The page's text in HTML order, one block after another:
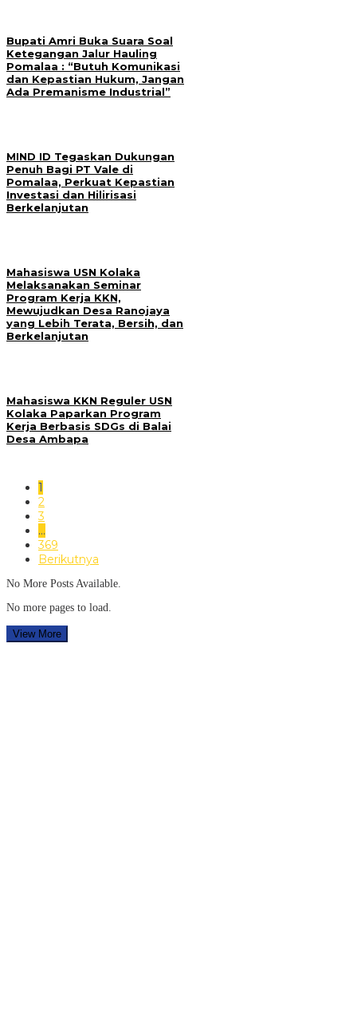
Bupati Amri Buka Suara Soal
Ketegangan Jalur Hauling
Pomalaa : “Butuh Komunikasi
dan Kepastian Hukum, Jangan
Ada Premanisme Industrial”
MIND ID Tegaskan Dukungan
Penuh Bagi PT Vale di
Pomalaa, Perkuat Kepastian
Investasi dan Hilirisasi
Berkelanjutan
Mahasiswa USN Kolaka
Melaksanakan Seminar
Program Kerja KKN,
Mewujudkan Desa Ranojaya
yang Lebih Terata, Bersih, dan
Berkelanjutan
Mahasiswa KKN Reguler USN
Kolaka Paparkan Program
Kerja Berbasis SDGs di Balai
Desa Ambapa
1
2
3
…
369
Berikutnya
No More Posts Available.
No more pages to load.
View More